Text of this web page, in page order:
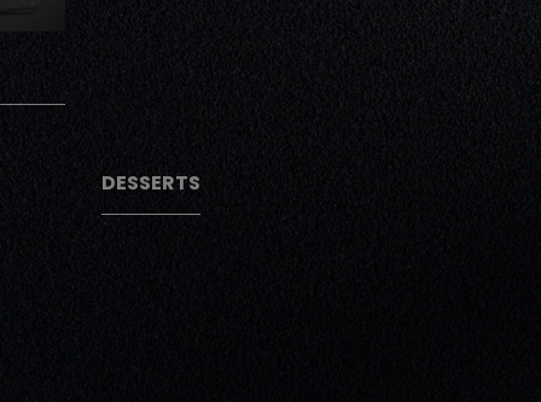
DESSERTS